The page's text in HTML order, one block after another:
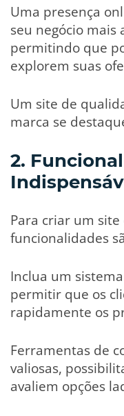
Uma presença
seu negócio mais
permitindo que
explorem suas
Um site de
marca se
2.
Para criar um
funcionalidades
Inclua um
permitir que os
rapidamente os
Ferramentas de
valiosas,
avaliem opções